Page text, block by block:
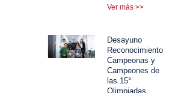
Ver más >>
Desayuno
Reconocimiento
Campeonas y
Campeones de
las 15°
Olimpiadas